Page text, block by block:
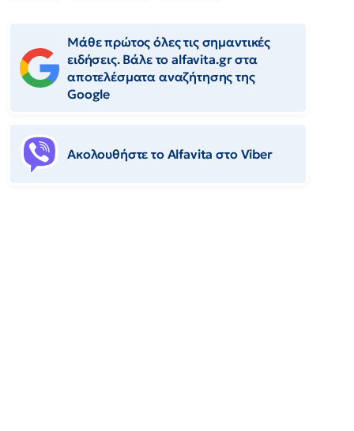
Μάθε πρώτος όλες τις σημαντικές
ειδήσεις. Βάλε το alfavita.gr στα
αποτελέσματα αναζήτησης της
Google
Ακολουθήστε το Αlfavita στο Viber